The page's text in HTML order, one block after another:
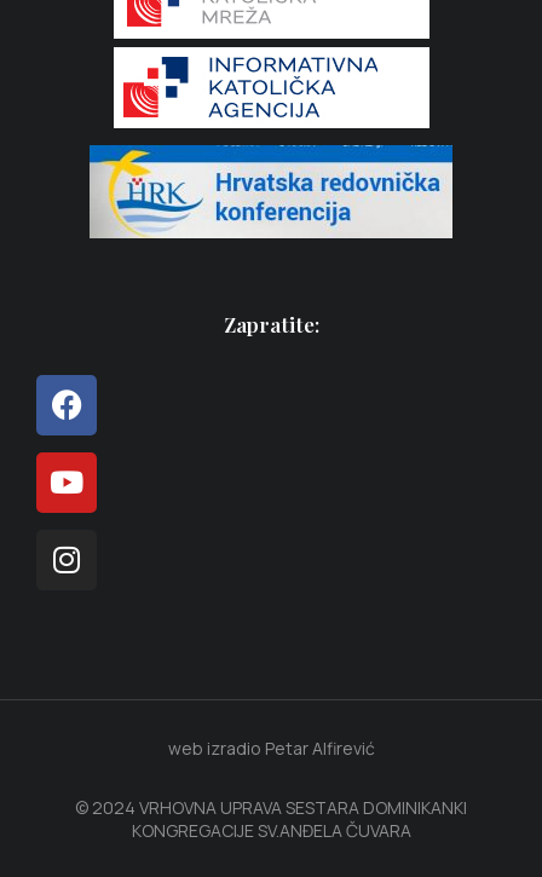
Zapratite:
© 2024 VRHOVNA UPRAVA SESTARA DOMINIKANKI
KONGREGACIJE SV.ANĐELA ČUVARA
web izradio Petar Alfirević